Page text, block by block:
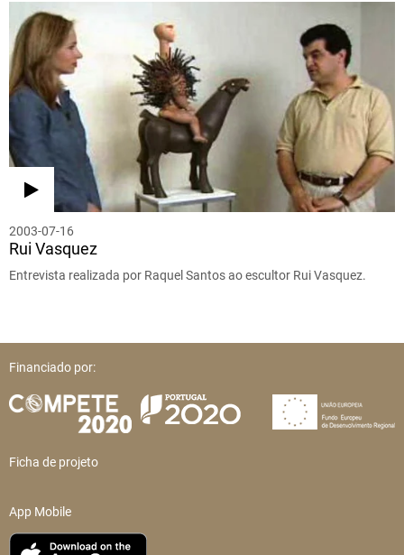
2003-07-16
Rui Vasquez
Entrevista realizada por Raquel Santos ao escultor Rui Vasquez.
Financiado por:
Ficha de projeto
App Mobile